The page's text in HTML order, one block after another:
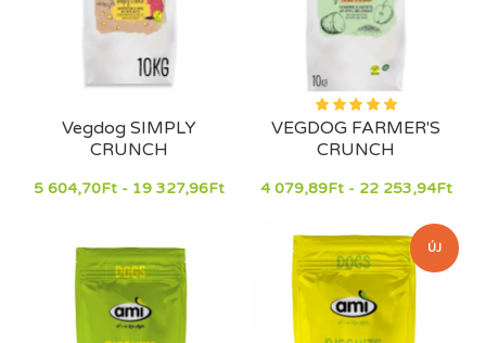
Vegdog SIMPLY
CRUNCH
5 604,70Ft - 19 327,96Ft
VEGDOG FARMER'S
CRUNCH
4 079,89Ft - 22 253,94Ft
ÚJ